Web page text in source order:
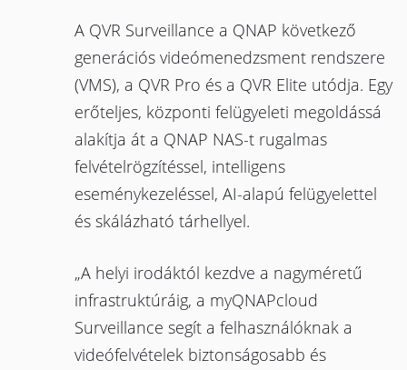
A QVR Surveillance a QNAP következő
generációs videómenedzsment rendszere
(VMS), a QVR Pro és a QVR Elite utódja. Egy
erőteljes, központi felügyeleti megoldássá
alakítja át a QNAP NAS-t rugalmas
felvételrögzítéssel, intelligens
eseménykezeléssel, AI-alapú felügyelettel
és skálázható tárhellyel.
„A helyi irodáktól kezdve a nagyméretű
infrastruktúráig, a myQNAPcloud
Surveillance segít a felhasználóknak a
videófelvételek biztonságosabb és